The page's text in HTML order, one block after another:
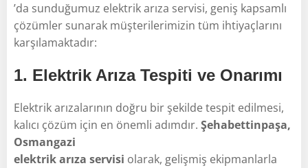
’da sunduğumuz elektrik arıza servisi, geniş kapsamlı
çözümler sunarak müşterilerimizin tüm ihtiyaçlarını
karşılamaktadır:
1. Elektrik Arıza Tespiti ve Onarımı
Elektrik arızalarının doğru bir şekilde tespit edilmesi,
kalıcı çözüm için en önemli adımdır. Şehabettinpaşa,
Osmangazi
elektrik arıza servisi olarak, gelişmiş ekipmanlarla